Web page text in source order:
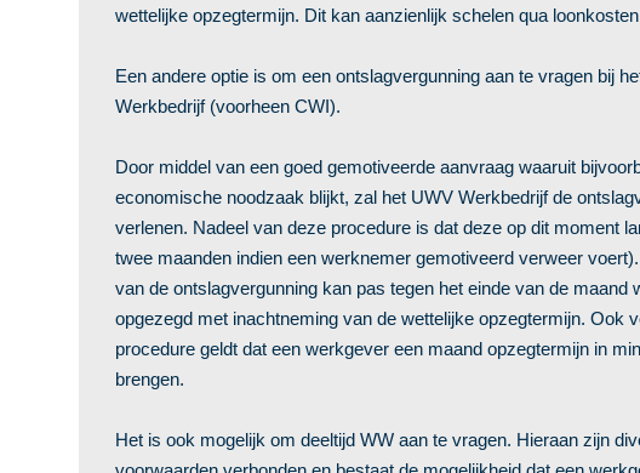
wettelijke opzegtermijn. Dit kan aanzienlijk schelen qua
Een andere optie is om een ontslagvergunning aan te vragen bij
Werkbedrijf (voorheen CWI).
Door middel van een goed gemotiveerde aanvraag waaruit
economische noodzaak blijkt, zal het UWV Werkbedrijf de
verlenen. Nadeel van deze procedure is dat deze op dit moment
twee maanden indien een werknemer gemotiveerd verweer
van de ontslagvergunning kan pas tegen het einde van de maand
opgezegd met inachtneming van de wettelijke opzegtermijn. Ook
procedure geldt dat een werkgever een maand opzegtermijn in
brengen.
Het is ook mogelijk om deeltijd WW aan te vragen. Hieraan zijn